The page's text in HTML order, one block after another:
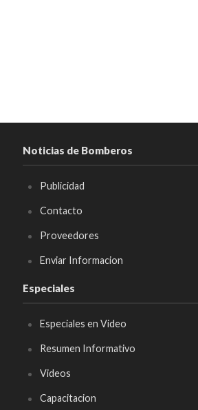
Noticias de Bomberos
Publicidad
Contacto
Proveedores
Enviar Informacion
Especiales
Especiales en Video
Resumen Informativo
Videos
Capacitacion